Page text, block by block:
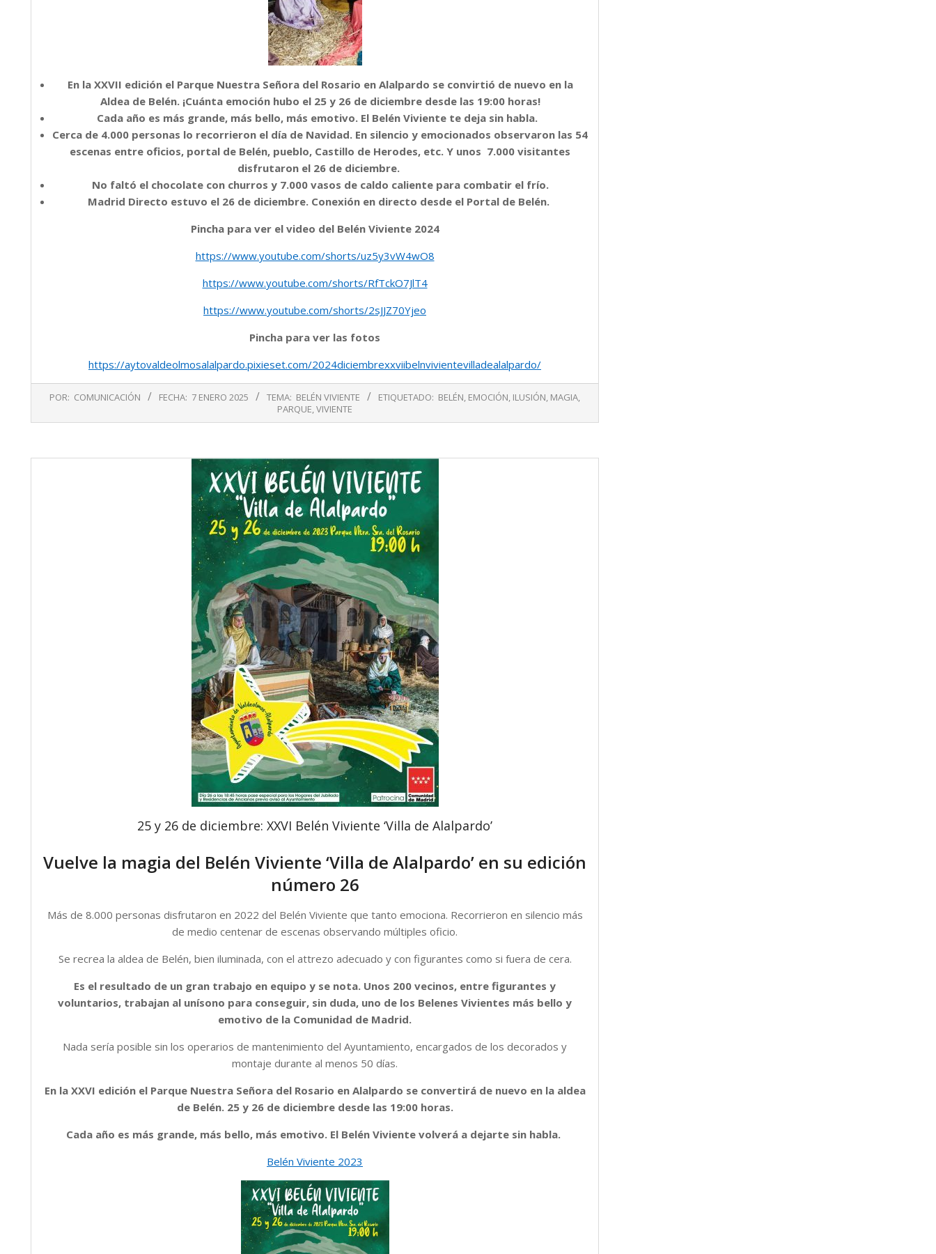
En la XXVII edición el Parque Nuestra Señora del Rosario en Alalpardo se convirtió de nuevo en la
Aldea de Belén. ¡Cuánta emoción hubo el 25 y 26 de diciembre desde las 19:00 horas!
Cada año es más grande, más bello, más emotivo. El Belén Viviente te deja sin habla.
Cerca de 4.000 personas lo recorrieron el día de Navidad. En silencio y emocionados observaron las 54
escenas entre oficios, portal de Belén, pueblo, Castillo de Herodes, etc. Y unos 7.000 visitantes
disfrutaron el 26 de diciembre.
No faltó el chocolate con churros y 7.000 vasos de caldo caliente para combatir el frío.
Madrid Directo estuvo el 26 de diciembre. Conexión en directo desde el Portal de Belén.
Pincha para ver el video del Belén Viviente 2024
https://www.youtube.com/shorts/uz5y3vW4wO8
https://www.youtube.com/shorts/RfTckO7JlT4
https://www.youtube.com/shorts/2sJJZ70Yjeo
Pincha para ver las fotos
https://aytovaldeolmosalalpardo.pixieset.com/2024diciembrexxviibelnvivientevilladealalpardo/
07
POR: COMUNICACIÓN FECHA: 7 ENERO 2025 TEMA: BELÉN VIVIENTE ETIQUETADO: BELÉN, EMOCIÓN, ILUSIÓN, MAGIA,
PARQUE,VIVIENTE
25 y 26 de diciembre: XXVI Belén Viviente ‘Villa de Alalpardo’
Vuelve la magia del Belén Viviente ‘Villa de Alalpardo’ en su edición
número 26
Más de 8.000 personas disfrutaron en 2022 del Belén Viviente que tanto emociona. Recorrieron en silencio más
de medio centenar de escenas observando múltiples oficio.
Se recrea la aldea de Belén, bien iluminada, con el attrezo adecuado y con figurantes como si fuera de cera.
Es el resultado de un gran trabajo en equipo y se nota. Unos 200 vecinos, entre figurantes y
voluntarios, trabajan al unísono para conseguir, sin duda, uno de los Belenes Vivientes más bello y
emotivo de la Comunidad de Madrid.
Nada sería posible sin los operarios de mantenimiento del Ayuntamiento, encargados de los decorados y
montaje durante al menos 50 días.
En la XXVI edición el Parque Nuestra Señora del Rosario en Alalpardo se convertirá de nuevo en la aldea
de Belén. 25 y 26 de diciembre desde las 19:00 horas.
Cada año es más grande, más bello, más emotivo. El Belén Viviente volverá a dejarte sin habla.
Belén Viviente 2023